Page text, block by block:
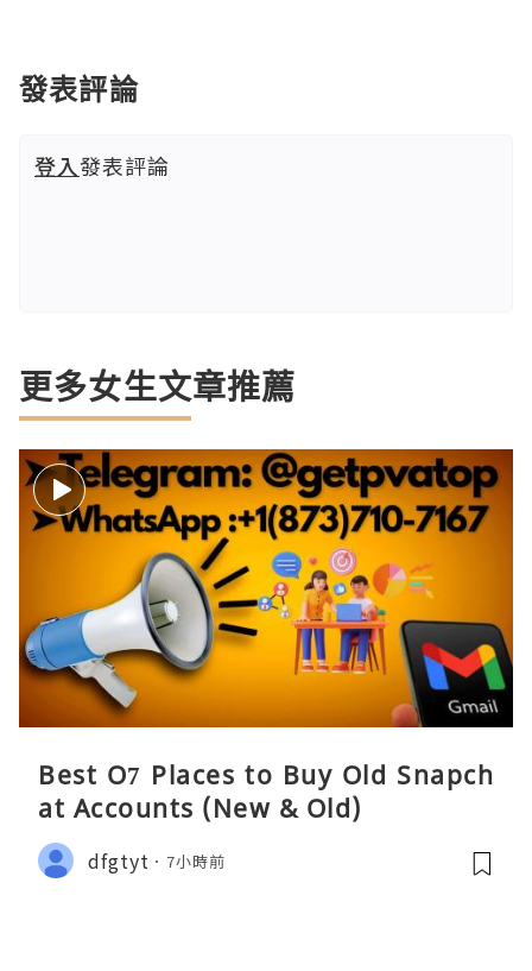
發表評論
登入發表評論
更多女生文章推薦
Best O7 Places to Buy Old Snapch
at Accounts (New & Old)
dfgtyt 7小時前